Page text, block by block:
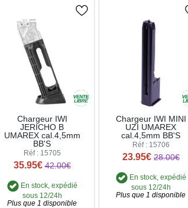
Chargeur IWI
JERICHO B
UMAREX cal.4,5mm
BB'S
Réf : 15705
35.95€ 42.00€
En stock, expédié
sous 12/24h
Plus que 1 disponible
Chargeur IWI MINI
UZI UMAREX
cal.4,5mm BB'S
Réf : 15706
23.95€ 28.00€
En stock, expédié
sous 12/24h
Plus que 1 disponible